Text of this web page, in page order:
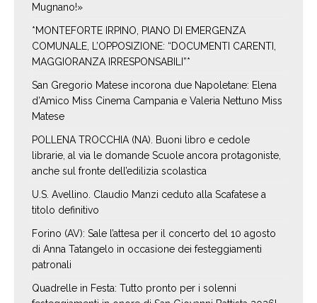
Mugnano!»
*MONTEFORTE IRPINO, PIANO DI EMERGENZA
COMUNALE, L’OPPOSIZIONE: “DOCUMENTI CARENTI,
MAGGIORANZA IRRESPONSABILI”*
San Gregorio Matese incorona due Napoletane: Elena
d’Amico Miss Cinema Campania e Valeria Nettuno Miss
Matese
POLLENA TROCCHIA (NA). Buoni libro e cedole
librarie, al via le domande Scuole ancora protagoniste,
anche sul fronte dell’edilizia scolastica
U.S. Avellino. Claudio Manzi ceduto alla Scafatese a
titolo definitivo
Forino (AV): Sale l’attesa per il concerto del 10 agosto
di Anna Tatangelo in occasione dei festeggiamenti
patronali
Quadrelle in Festa: Tutto pronto per i solenni